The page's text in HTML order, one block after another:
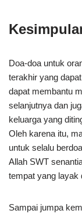
Doa-doa untuk
terakhir yang
dapat membantu
selanjutnya dan
keluarga yang
Oleh karena itu,
untuk selalu
Allah SWT
tempat yang layak
Sampai jumpa